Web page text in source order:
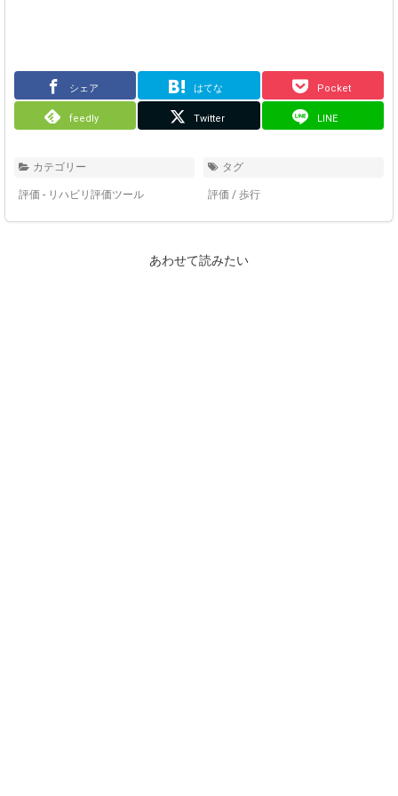
シェア はてな Pocket
feedly Twitter LINE
カテゴリー
評価 - リハビリ評価ツール
タグ
評価 / 歩行
あわせて読みたい